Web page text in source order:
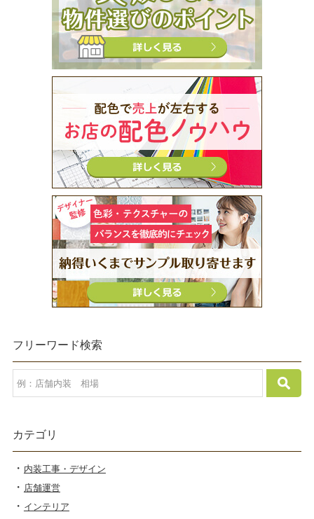
フリーワード検索
カテゴリ
内装工事・デザイン
店舗運営
インテリア